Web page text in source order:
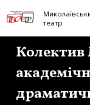
театр
Колектив